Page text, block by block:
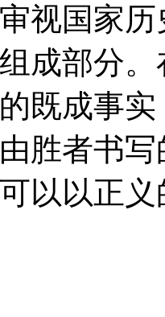
视国家
成部分
既成事
胜者书
以以正